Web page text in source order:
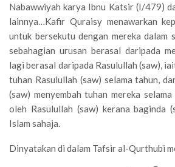
Nabawwiyah karya Ibnu Katsir (I/479)
lainnya…Kafir Quraisy menawarkan
untuk bersekutu dengan mereka dalam
sebahagian urusan berasal daripada
lagi berasal daripada Rasulullah (saw),
tuhan Rasulullah (saw) selama tahun,
(saw) menyembah tuhan mereka
oleh Rasulullah (saw) kerana baginda
Islam sahaja.
Dinyatakan di dalam Tafsir al-Qurthubi